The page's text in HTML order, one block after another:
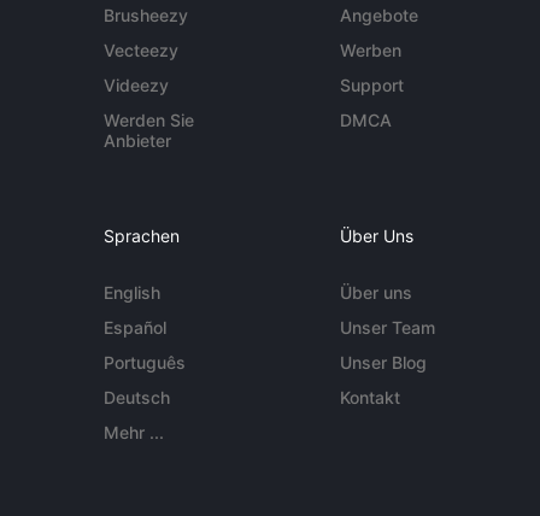
Brusheezy
Vecteezy
Videezy
Werden Sie
Anbieter
Angebote
Werben
Support
DMCA
Sprachen
English
Español
Português
Deutsch
Mehr ...
Über Uns
Über uns
Unser Team
Unser Blog
Kontakt